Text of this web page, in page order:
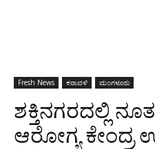
Fresh News ಕರಾವಳಿ ಮಂಗಳೂರು
ಶಕ್ತಿನಗರದಲ್ಲಿ
ಆರೋಗ್ಯ ಕೇಂದ್ರ